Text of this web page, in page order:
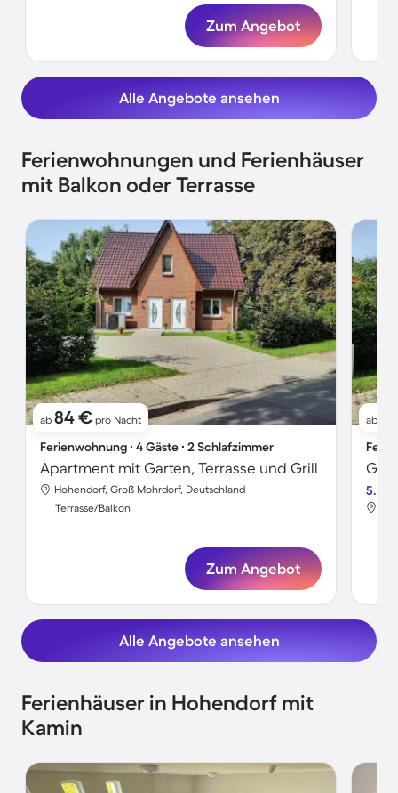
Zum Angebot
Alle Angebote ansehen
Ferienwohnungen und Ferienhäuser
mit Balkon oder Terrasse
ab 84 € pro Nacht
Ferienwohnung ∙ 4 Gäste ∙ 2 Schlafzimmer
Apartment mit Garten, Terrasse und Grill
Hohendorf, Groß Mohrdorf, Deutschland
Terrasse/Balkon
Zum Angebot
ab
5.0
Alle Angebote ansehen
Ferienhäuser in Hohendorf mit
Kamin